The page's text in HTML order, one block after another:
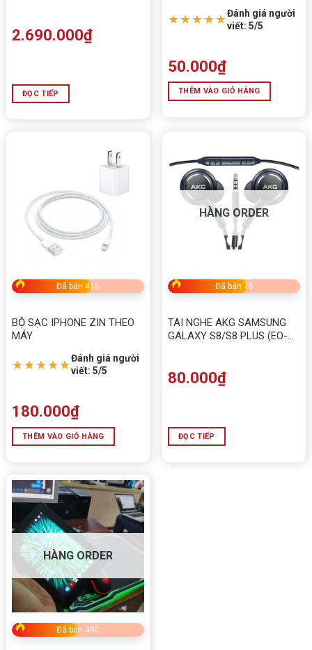
2.690.000₫
ĐỌC TIẾP
★★★★★Đánh giá người
viết: 5/5
50.000₫
THÊM VÀO GIỎ HÀNG
Đã bán 415
BỘ SẠC IPHONE ZIN THEO
MÁY
★★★★★Đánh giá người
viết: 5/5
180.000₫
THÊM VÀO GIỎ HÀNG
HÀNG ORDER
Đã bán 75
TAI NGHE AKG SAMSUNG
GALAXY S8/S8 PLUS (EO-
80.000₫
ĐỌC TIẾP
HÀNG ORDER
Đã bán 490